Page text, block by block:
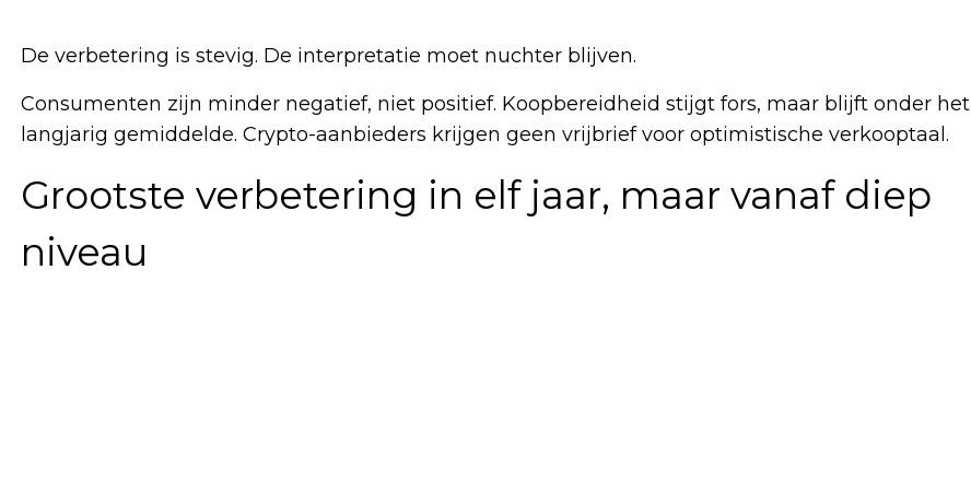
De verbetering is stevig. De interpretatie moet nuchter blijven.
Consumenten zijn minder negatief, niet positief. Koopbereidheid stijgt fors, maar blijft onder het
langjarig gemiddelde. Crypto-aanbieders krijgen geen vrijbrief voor optimistische verkooptaal.
Grootste verbetering in elf jaar, maar vanaf diep
niveau